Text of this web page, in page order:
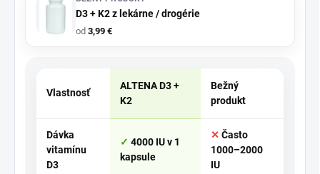
D3 + K2 z lekárne / drogérie
od 3,99 €
Vlastnosť
ALTENA D3 +
K2
Bežný
produkt
Dávka
vitamínu
D3
4000 IU v 1
kapsule
Často
1000–2000
IU